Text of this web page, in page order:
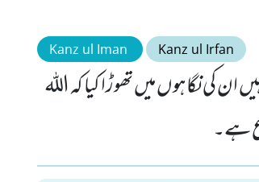
Kanz ul Iman Kanz ul Irfan
نگاہوں میں تھوڑا کیا کہ اللہ
ہے۔